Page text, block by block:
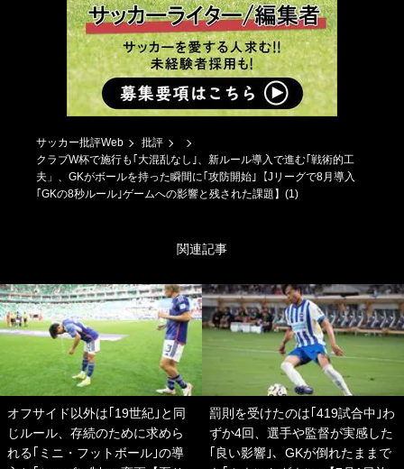
サッカー批評Web
批評
クラブW杯で施行も｢大混乱なし｣、新ルール導入で進む｢戦術的工
夫」、GKがボールを持った瞬間に｢攻防開始｣【Jリーグで8月導入
｢GKの8秒ルール｣ゲームへの影響と残された課題】(1)
関連記事
オフサイド以外は｢19世紀｣と同
じルール、存続のために求めら
れる｢ミニ・フットボール｣の導
罰則を受けたのは｢419試合中｣わ
ずか4回、選手や監督が実感した
｢良い影響｣、GKが倒れたままで